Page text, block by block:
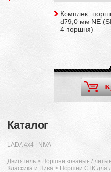
Комплект
d79,0 мм NE
4 поршня)
Каталог
LADA 4x4 | NIVA
Двигатель > Поршни кованые / литые
Классика и Нива > Поршни СТК для